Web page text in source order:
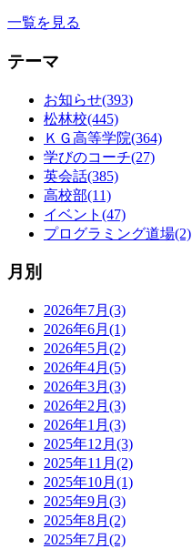
一覧を見る
テーマ
お知らせ(393)
松林校(445)
ＫＧ高等学院(364)
学びのコーチ(27)
英会話(385)
高校部(11)
イベント(47)
プログラミング道場(2)
月別
2026年7月(3)
2026年6月(1)
2026年5月(2)
2026年4月(5)
2026年3月(3)
2026年2月(3)
2026年1月(3)
2025年12月(3)
2025年11月(2)
2025年10月(1)
2025年9月(3)
2025年8月(2)
2025年7月(2)